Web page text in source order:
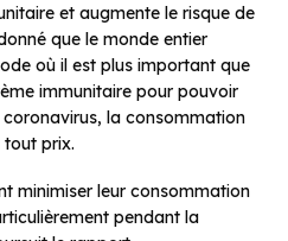
et augmente le risque de
que le monde entier
où il est plus important que
immunitaire pour pouvoir
la consommation
tout prix.
minimiser leur consommation
pendant la